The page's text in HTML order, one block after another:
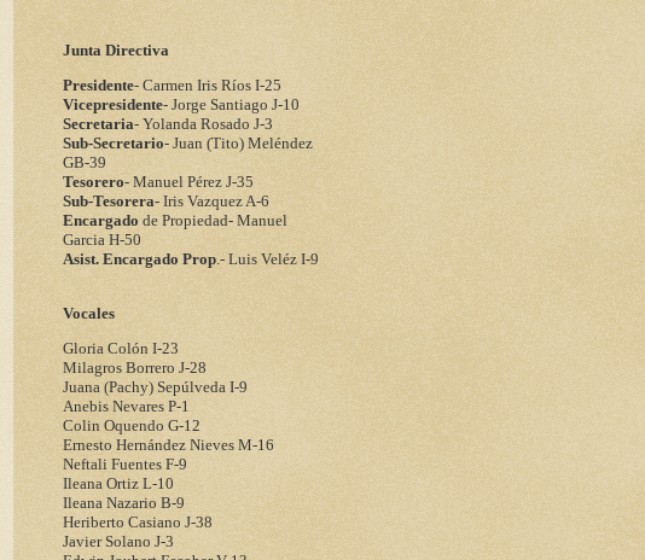
Junta Directiva
Presidente- Carmen Iris Ríos I-25
Vicepresidente- Jorge Santiago J-10
Secretaria- Yolanda Rosado J-3
Sub-Secretario- Juan (Tito) Meléndez
GB-39
Tesorero- Manuel Pérez J-35
Sub-Tesorera- Iris Vazquez A-6
Encargado de Propiedad- Manuel
Garcia H-50
Asist. Encargado Prop.- Luis Veléz I-9
Vocales
Gloria Colón I-23
Milagros Borrero J-28
Juana (Pachy) Sepúlveda I-9
Anebis Nevares P-1
Colin Oquendo G-12
Ernesto Hernández Nieves M-16
Neftali Fuentes F-9
Ileana Ortiz L-10
Ileana Nazario B-9
Heriberto Casiano J-38
Javier Solano J-3